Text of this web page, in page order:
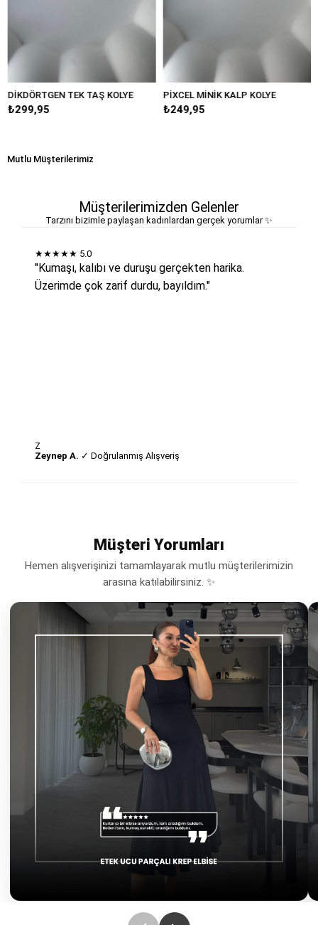
TEK TAŞ KOLYE PİXCEL MİNİK KALP KOLYE
₺249,95
Mutlu Müşterilerimiz
Müşterilerimizden Gelenler
Tarzını bizimle paylaşan kadınlardan gerçek yorumlar ✨
★★★★★ 5.0
"Kumaşı, kalıbı ve duruşu gerçekten harika.
Üzerimde çok zarif durdu, bayıldım."
Z
Zeynep A. ✓ Doğrulanmış Alışveriş
Müşteri Yorumları
Hemen alışverişinizi tamamlayarak mutlu müşterilerimizin
arasına katılabilirsiniz. ✨